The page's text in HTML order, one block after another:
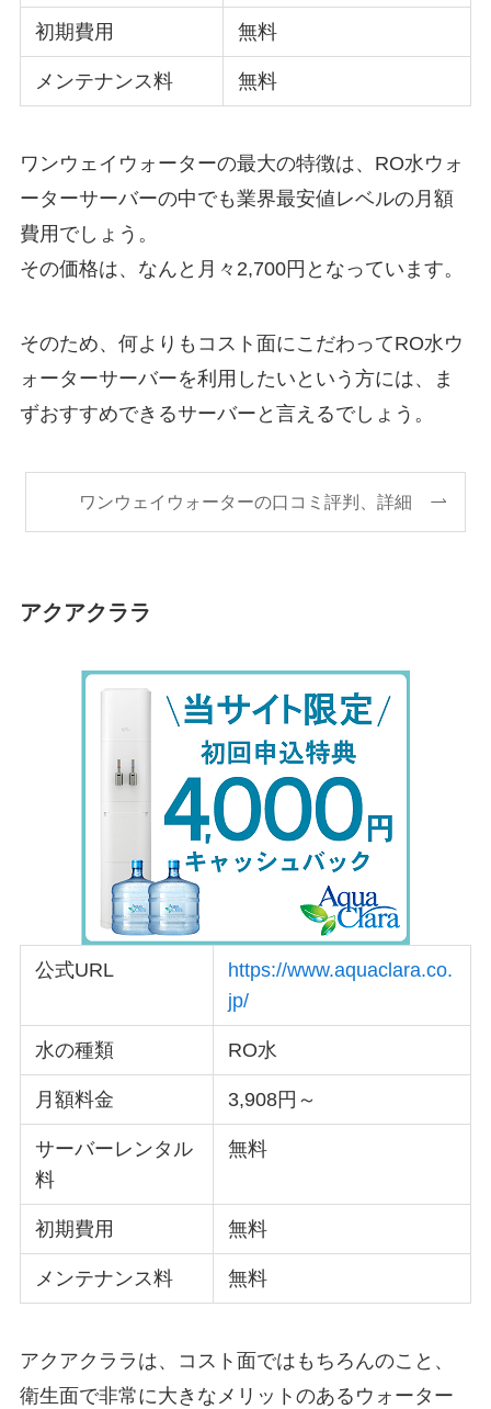
初期費用 無料
メンテナンス料 無料
ワンウェイウォーターの最大の特徴は、RO水ウォ
ーターサーバーの中でも業界最安値レベルの月額
費用でしょう。
その価格は、なんと月々2,700円となっています。
そのため、何よりもコスト面にこだわってRO水ウ
ォーターサーバーを利用したいという方には、ま
ずおすすめできるサーバーと言えるでしょう。
ワンウェイウォーターの口コミ評判、詳細
アクアクララ
公式URL
https://www.aquaclara.co.
jp/
水の種類 RO水
月額料金 3,908円～
サーバーレンタル
料
無料
初期費用 無料
メンテナンス料 無料
アクアクララは、コスト面ではもちろんのこと、
衛生面で非常に大きなメリットのあるウォーター